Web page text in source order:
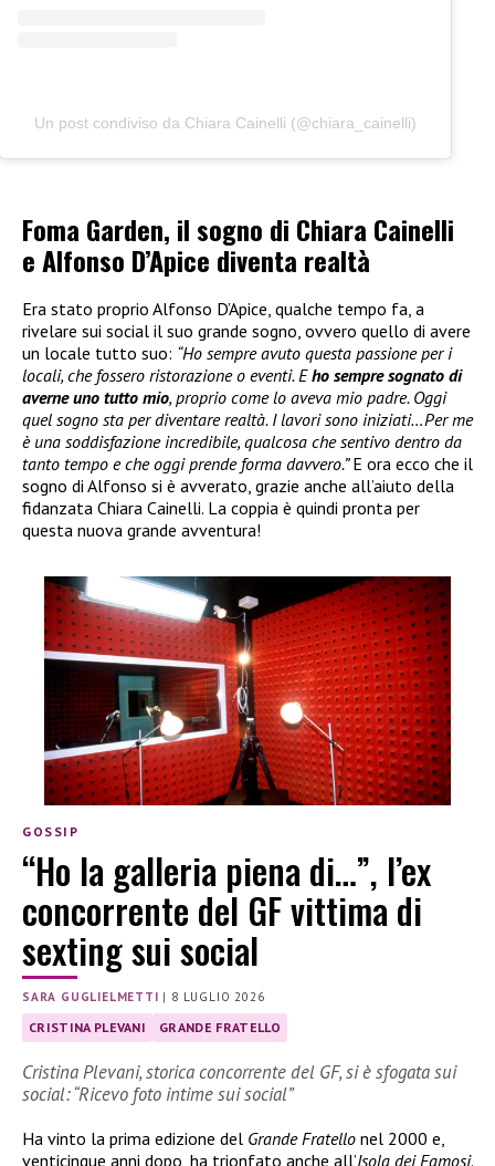
Un post condiviso da Chiara Cainelli (@chiara_cainelli)
Foma Garden, il sogno di Chiara Cainelli
e Alfonso D’Apice diventa realtà
Era stato proprio Alfonso D’Apice, qualche tempo fa, a
rivelare sui social il suo grande sogno, ovvero quello di avere
un locale tutto suo: “Ho sempre avuto questa passione per i
locali, che fossero ristorazione o eventi. Eho sempre sognato di
averne uno tutto mio, proprio come lo aveva mio padre. Oggi
quel sogno sta per diventare realtà. I lavori sono iniziati…Per me
è una soddisfazione incredibile, qualcosa che sentivo dentro da
tanto tempo e che oggi prende forma davvero.”E ora ecco che il
sogno di Alfonso si è avverato, grazie anche all’aiuto della
fidanzata Chiara Cainelli. La coppia è quindi pronta per
questa nuova grande avventura!
GOSSIP
“Ho la galleria piena di…”, l’ex
concorrente del GF vittima di
sexting sui social
SARA GUGLIELMETTI | 8 LUGLIO 2026
CRISTINA PLEVANI GRANDE FRATELLO
Cristina Plevani, storica concorrente del GF, si è sfogata sui
social: “Ricevo foto intime sui social”
Ha vinto la prima edizione del Grande Fratello nel 2000 e,
venticinque anni dopo, ha trionfato anche all’Isola dei Famosi.